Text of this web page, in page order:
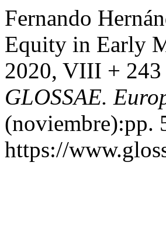
Fernando
Equity in Early
2020, VIII +
GLOSSAE.
(noviembre):pp.
https://